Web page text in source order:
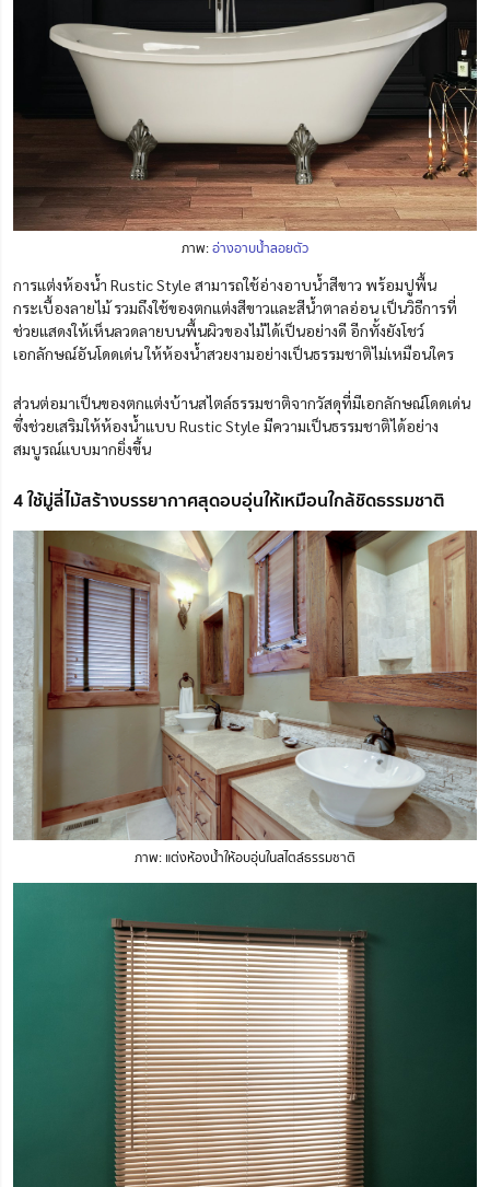
ภาพ:อ่างอาบน้ำลอยตัว
การแต่งห้องน้ำ Rustic Style สามารถใช้อ่างอาบน้ำสีขาว พร้อมปูพื้น
กระเบื้องลายไม้ รวมถึงใช้ของตกแต่งสีขาวและสีน้ำตาลอ่อน เป็นวิธีการที่
ช่วยแสดงให้เห็นลวดลายบนพื้นผิวของไม้ได้เป็นอย่างดี อีกทั้งยังโชว์
เอกลักษณ์อันโดดเด่น ให้ห้องน้ำสวยงามอย่างเป็นธรรมชาติไม่เหมือนใคร
ส่วนต่อมาเป็นของตกแต่งบ้านสไตล์ธรรมชาติจากวัสดุที่มีเอกลักษณ์โดดเด่น
ซึ่งช่วยเสริมให้ห้องน้ำแบบ Rustic Style มีความเป็นธรรมชาติได้อย่าง
สมบูรณ์แบบมากยิ่งขึ้น
4 ใช้มู่ลี่ไม้สร้างบรรยากาศสุดอบอุ่นให้เหมือนใกล้ชิดธรรมชาติ
ภาพ: แต่งห้องน้ำให้อบอุ่นในสไตล์ธรรมชาติ